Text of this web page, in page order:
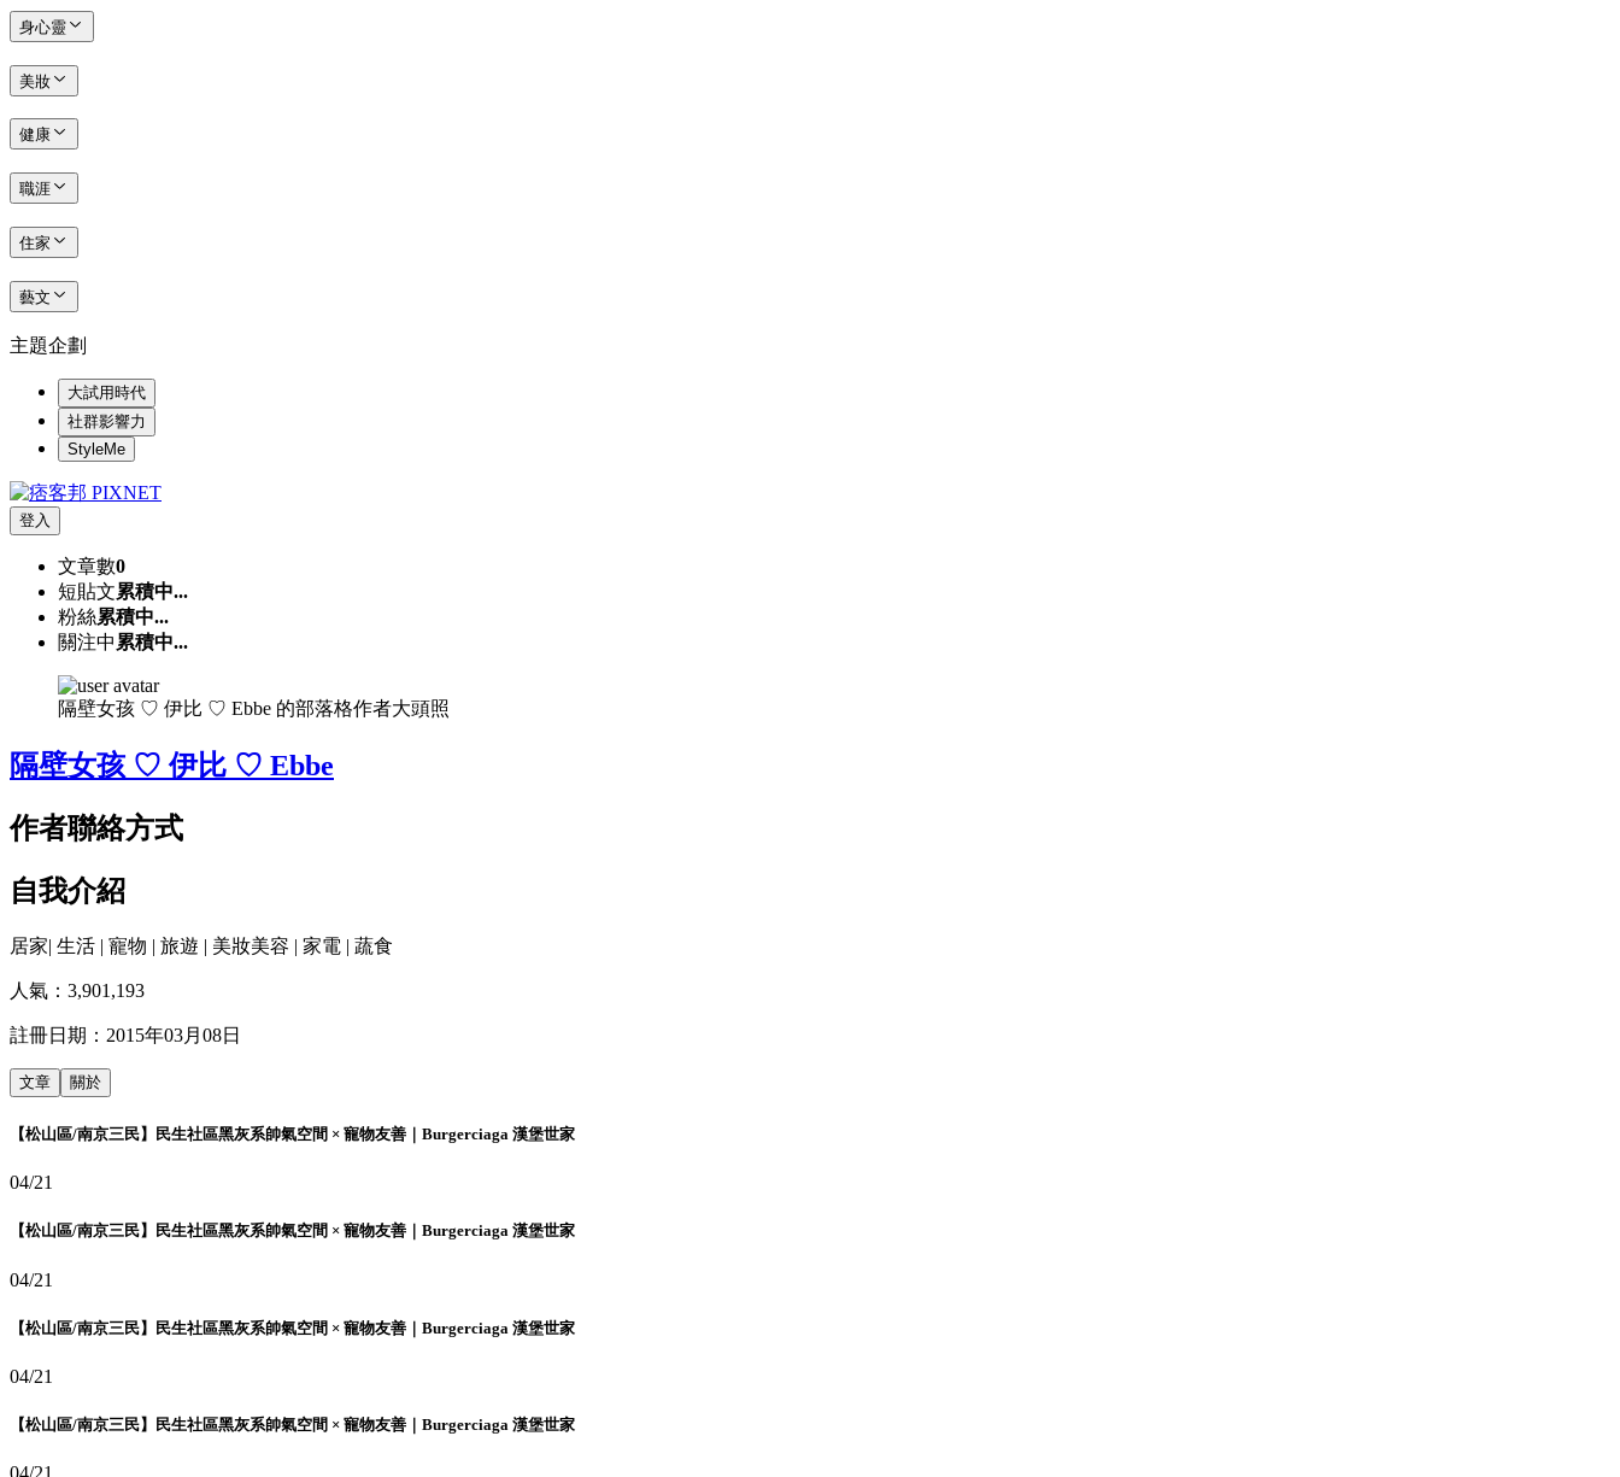
身心靈
美妝
健康
職涯
住家
藝文
主題企劃
大試用時代
社群影響力
StyleMe
登入
文章數0
短貼文累積中...
粉絲累積中...
關注中 累積中...
隔壁女孩 ♡ 伊比 ♡ Ebbe 的部落格作者大頭照
隔壁女孩 ♡ 伊比 ♡ Ebbe
作者聯絡方式
自我介紹
居家| 生活 | 寵物 | 旅遊 | 美妝美容 | 家電 | 蔬食
人氣： 3,901,193
註冊日期： 2015年03月08日
文章 關於
【松山區/南京三民】民生社區黑灰系帥氣空間 × 寵物友善｜Burgerciaga 漢堡世家
04/21
【松山區/南京三民】民生社區黑灰系帥氣空間 × 寵物友善｜Burgerciaga 漢堡世家
04/21
【松山區/南京三民】民生社區黑灰系帥氣空間 × 寵物友善｜Burgerciaga 漢堡世家
04/21
【松山區/南京三民】民生社區黑灰系帥氣空間 × 寵物友善｜Burgerciaga 漢堡世家